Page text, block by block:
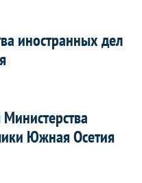
иностранных дел
Южная Осетия